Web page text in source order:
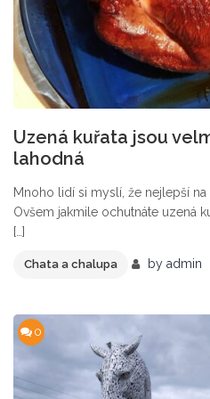
Uzená kuřata jsou
lahodná
Mnoho lidí si myslí, že nejlepší
Ovšem jakmile ochutnáte uzená
[…]
Chata a chalupa by admin
0